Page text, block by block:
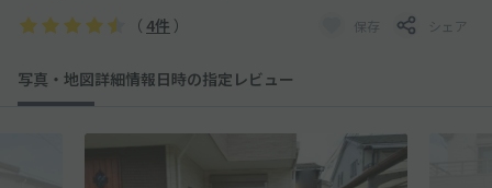
（ 4件 ） 保存 シェア
写真・地図詳細情報日時の指定 レビュー